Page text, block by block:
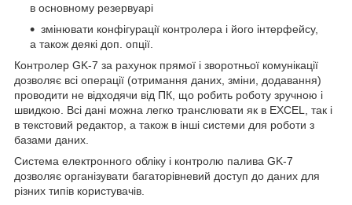
в основному резервуарі
змінювати конфігурації контролера і його інтерфейсу,
а також деякі доп. опції.
Контролер GK-7 за рахунок прямої і зворотньої комунікації
дозволяє всі операції (отримання даних, зміни, додавання)
проводити не відходячи від ПК, що робить роботу зручною і
швидкою. Всі дані можна легко транслювати як в EXCEL, так і
в текстовий редактор, а також в інші системи для роботи з
базами даних.
Система електронного обліку і контролю палива GK-7
дозволяє організувати багаторівневий доступ до даних для
різних типів користувачів.